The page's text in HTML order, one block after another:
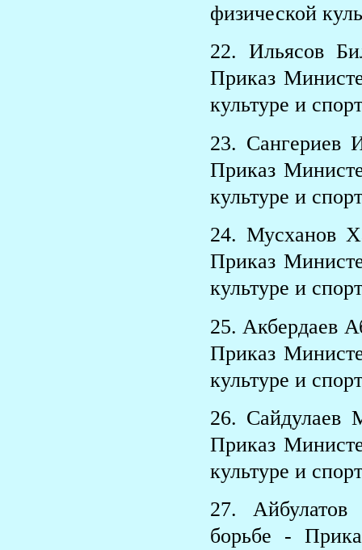
физической
22. Ильясов
Приказ
культуре и
23. Сангериев
Приказ
культуре и
24. Мусханов
Приказ
культуре и
25. Акбердаев
Приказ
культуре и
26. Сайдулаев
Приказ
культуре и
27.
борьбе -